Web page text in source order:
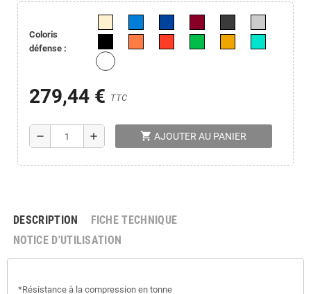
Coloris
défense :
279,44 € TTC
remove add shopping_cart AJOUTER AU PANIER
DESCRIPTION
FICHE TECHNIQUE
NOTICE D'UTILISATION
*Résistance à la compression en tonne